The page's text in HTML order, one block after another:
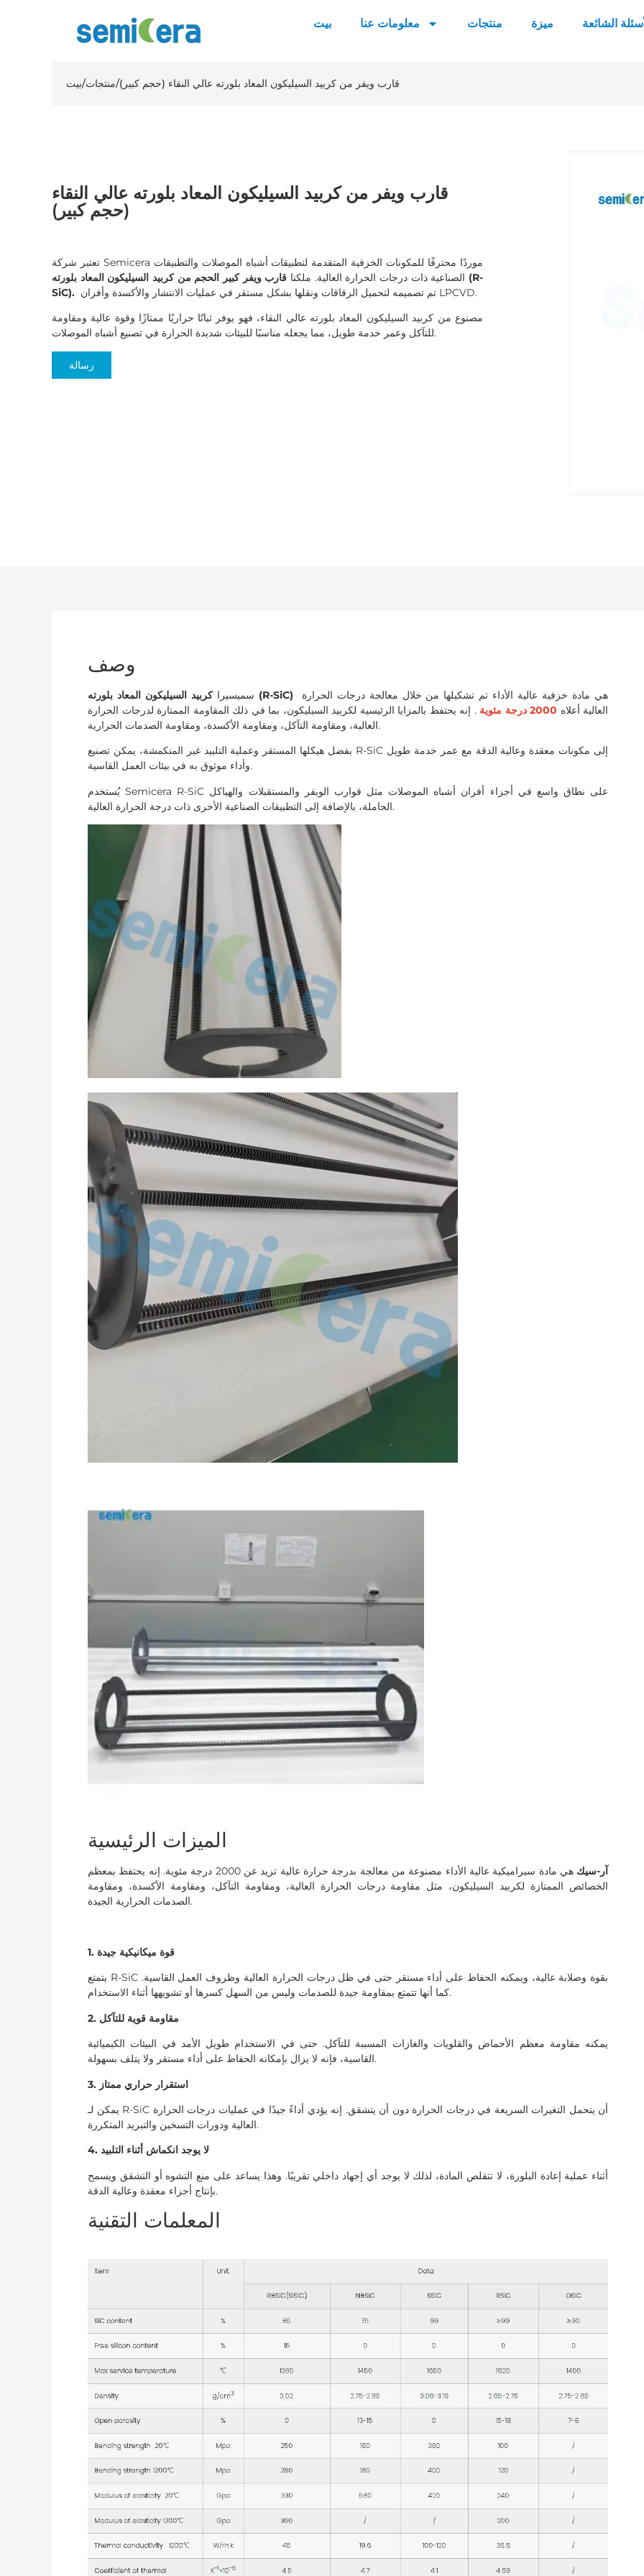
بيت معلومات عنا منتجات ميزة الشائعة
بيت/منتجات/قارب ويفر من كربيد السيليكون المعاد بلورته عالي النقاء (حجم كبير)
قارب ويفر من كربيد السيليكون المعاد بلورته عالي النقاء
(حجم كبير)
تعتبر شركة Semicera موردًا محترفًا للمكونات الخزفية المتقدمة لتطبيقات أشباه الموصلات والتطبيقات
الصناعية ذات درجات الحرارة العالية. ملكنا قارب ويفر كبير الحجم من كربيد السيليكون المعاد بلورته (R-
SiC).
تم تصميمه لتحميل الرقاقات ونقلها بشكل مستقر في عمليات الانتشار والأكسدة وأفران LPCVD.
مصنوع من كربيد السيليكون المعاد بلورته عالي النقاء، فهو يوفر ثباتًا حراريًا ممتازًا وقوة عالية ومقاومة
للتآكل وعمر خدمة طويل، مما يجعله مناسبًا للبيئات شديدة الحرارة في تصنيع أشباه الموصلات.
رسالة
وصف
سميسيرا كربيد السيليكون المعاد بلورته (R-SiC)
العالية أعلاه 2000 درجة مئوية
. إنه يحتفظ بالمزايا الرئيسية لكربيد السيليكون، بما في ذلك المقاومة الممتازة لدرجات الحرارة
العالية، ومقاومة التآكل، ومقاومة الأكسدة، ومقاومة الصدمات الحرارية.
بفضل هيكلها المستقر وعملية التلبيد غير المنكمشة، يمكن تصنيع R-SiC إلى مكونات معقدة وعالية الدقة مع عمر خدمة طويل
وأداء موثوق به في بيئات العمل القاسية.
يُستخدم Semicera R-SiC على نطاق واسع في أجزاء أفران أشباه الموصلات مثل قوارب الويفر والمستقبلات والهياكل
الحاملة، بالإضافة إلى التطبيقات الصناعية الأخرى ذات درجة الحرارة العالية.
الميزات الرئيسية
آر-سيك
هي مادة سيراميكية عالية الأداء مصنوعة من معالجة بدرجة حرارة عالية تزيد عن 2000 درجة مئوية. إنه يحتفظ بمعظم
الخصائص الممتازة لكربيد السيليكون، مثل مقاومة درجات الحرارة العالية، ومقاومة التآكل، ومقاومة الأكسدة، ومقاومة
الصدمات الحرارية الجيدة.
يتمتع R-SiC بقوة وصلابة عالية، ويمكنه الحفاظ على أداء مستقر حتى في ظل درجات الحرارة العالية وظروف العمل القاسية.
كما أنها تتمتع بمقاومة جيدة للصدمات وليس من السهل كسرها أو تشويهها أثناء الاستخدام.
يمكنه مقاومة معظم الأحماض والقلويات والغازات المسببة للتآكل. حتى في الاستخدام طويل الأمد في البيئات الكيميائية
القاسية، فإنه لا يزال بإمكانه الحفاظ على أداء مستقر ولا يتلف بسهولة.
يمكن لـ R-SiC أن يتحمل التغيرات السريعة في درجات الحرارة دون أن يتشقق. إنه يؤدي أداءً جيدًا في عمليات درجات الحرارة
العالية ودورات التسخين والتبريد المتكررة.
أثناء عملية إعادة البلورة، لا تتقلص المادة، لذلك لا يوجد أي إجهاد داخلي تقريبًا. وهذا يساعد على منع التشوه أو التشقق ويسمح
بإنتاج أجزاء معقدة وعالية الدقة.
المعلمات التقنية